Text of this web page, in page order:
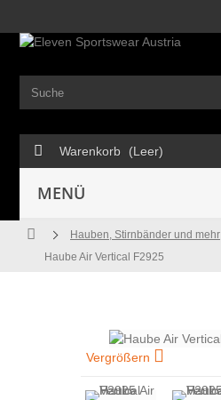
Warenkorb (Leer)
MENÜ
Hauben, Stirnbänder und mehr
Haube Air Vertical F2925
Vergrößern